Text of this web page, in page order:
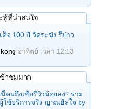
ทู้ที่น่าสนใจ
ด็จ 100 ปี วัดระฆัง รึป่าว
อาทิตย์ เวลา 12:13
ข้าชมมาก
คนถึงเชื่อรีวิวน้อยลง? รวม
ใช้บริการจริง ญาณฮีลใจ by